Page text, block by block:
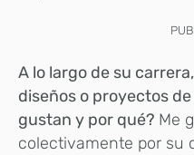
A lo largo de su
diseños o proyectos
gustan y por qué? Me
colectivamente por su